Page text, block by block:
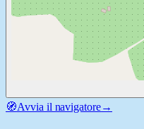
🧭Avvia il navigatore→